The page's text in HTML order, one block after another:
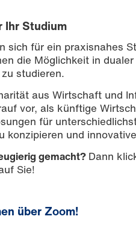
iStockphoto
Ihr Studium
sich für ein praxisnahes
die Möglichkeit in
studieren.
aus Wirtschaft und
vor, als künftige
für
konzipieren und
gemacht?Dann
Sie!
über Zoom!